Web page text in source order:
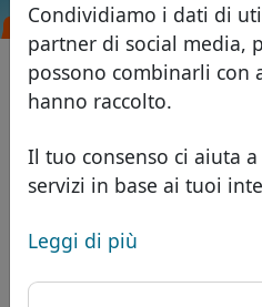
Condividiamo i dati di
partner di social media,
possono combinarli con
hanno raccolto.
Il tuo consenso ci aiuta
servizi in base ai tuoi
Leggi di più
Domini
Database dei domini
Domini africani
Domini asiatici
Domini europei
Domini del Medio
Domini
Listino prezzi
Sconti
Trasferisci
Cerca
Servizi
ID Protect
Hosting DNS
WHOIS
Português
Română
Eesti